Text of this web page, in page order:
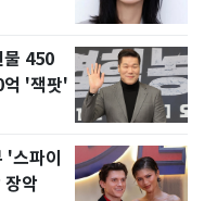
물 450
'잭팟'
스파이
악